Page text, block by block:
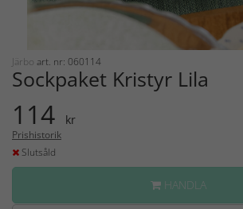
Järbo art. nr: 060114
Sockpaket Kristyr Lila
114 kr
Prishistorik
Slutsåld
HANDLA